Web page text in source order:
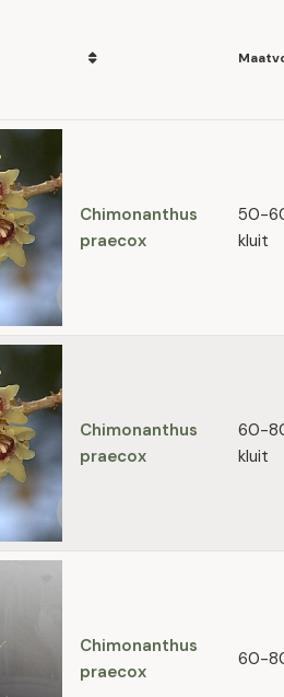
Chimonanthus
praecox
50-
kluit
Chimonanthus
praecox
60-
kluit
Chimonanthus
praecox
60-